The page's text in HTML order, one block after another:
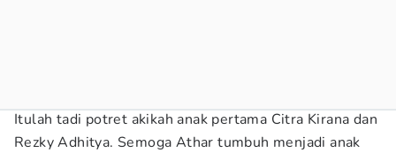
Itulah tadi potret akikah anak pertama Citra Kirana dan
Rezky Adhitya. Semoga Athar tumbuh menjadi anak